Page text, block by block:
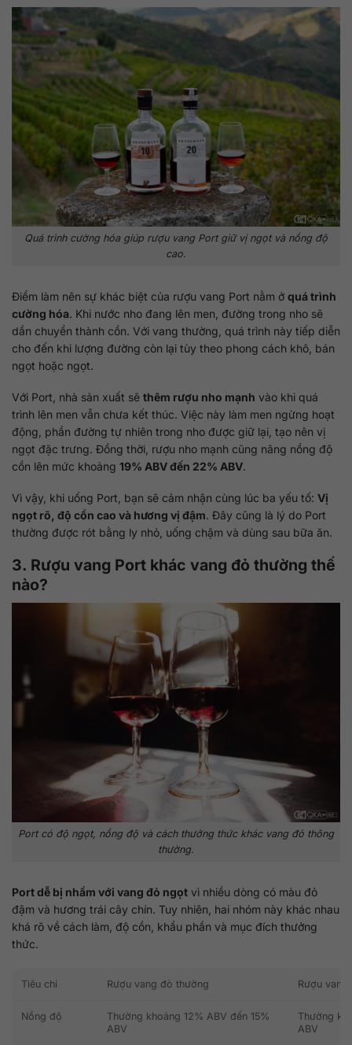
Quá trình cường hóa giúp rượu vang Port giữ vị ngọt và nồng độ
cao.
Điểm làm nên sự khác biệt của rượu vang Port nằm ở quá trình
cường hóa. Khi nước nho đang lên men, đường trong nho sẽ
dần chuyển thành cồn. Với vang thường, quá trình này tiếp diễn
cho đến khi lượng đường còn lại tùy theo phong cách khô, bán
ngọt hoặc ngọt.
Với Port, nhà sản xuất sẽ thêm rượu nho mạnh vào khi quá
trình lên men vẫn chưa kết thúc. Việc này làm men ngừng hoạt
động, phần đường tự nhiên trong nho được giữ lại, tạo nên vị
ngọt đặc trưng. Đồng thời, rượu nho mạnh cũng nâng nồng độ
cồn lên mức khoảng 19% ABV đến 22% ABV.
Vì vậy, khi uống Port, bạn sẽ cảm nhận cùng lúc ba yếu tố: Vị
ngọt rõ, độ cồn cao và hương vị đậm. Đây cũng là lý do Port
thường được rót bằng ly nhỏ, uống chậm và dùng sau bữa ăn.
3. Rượu vang Port khác vang đỏ thường thế
nào?
Port có độ ngọt, nồng độ và cách thưởng thức khác vang đỏ thông
thường.
Port dễ bị nhầm với vang đỏ ngọt vì nhiều dòng có màu đỏ
đậm và hương trái cây chín. Tuy nhiên, hai nhóm này khác nhau
khá rõ về cách làm, độ cồn, khẩu phần và mục đích thưởng
thức.
Tiêu chí Rượu vang đỏ thường Rượu vang
Nồng độ
Thường khoảng 12% ABV đến 15%
ABV
Thường
ABV